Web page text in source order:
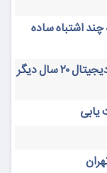
چند اشتباه ساده
پشت پرده آینده اقتصاد جهان؛ بازار ارزهای دیجیتال ۲۰ سال دیگر
یابی